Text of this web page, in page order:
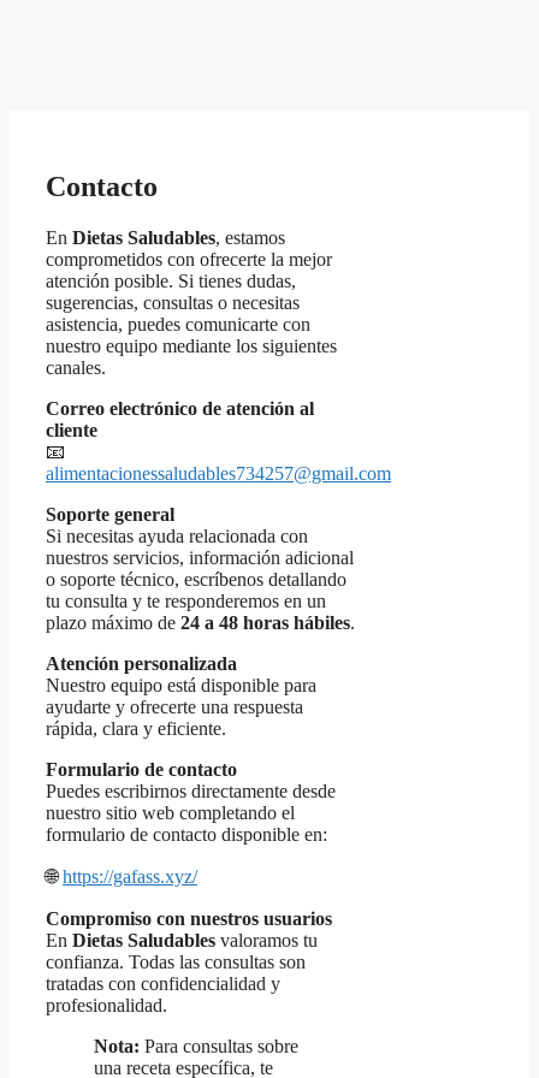
Contacto
En Dietas Saludables, estamos
comprometidos con ofrecerte la mejor
atención posible. Si tienes dudas,
sugerencias, consultas o necesitas
asistencia, puedes comunicarte con
nuestro equipo mediante los siguientes
canales.
Correo electrónico de atención al
cliente
📧
alimentacionessaludables734257@gmail.com
Soporte general
Si necesitas ayuda relacionada con
nuestros servicios, información adicional
o soporte técnico, escríbenos detallando
tu consulta y te responderemos en un
plazo máximo de 24 a 48 horas hábiles.
Atención personalizada
Nuestro equipo está disponible para
ayudarte y ofrecerte una respuesta
rápida, clara y eficiente.
Formulario de contacto
Puedes escribirnos directamente desde
nuestro sitio web completando el
formulario de contacto disponible en:
🌐https://gafass.xyz/
Compromiso con nuestros usuarios
En Dietas Saludables valoramos tu
confianza. Todas las consultas son
tratadas con confidencialidad y
profesionalidad.
Nota: Para consultas sobre
una receta específica, te